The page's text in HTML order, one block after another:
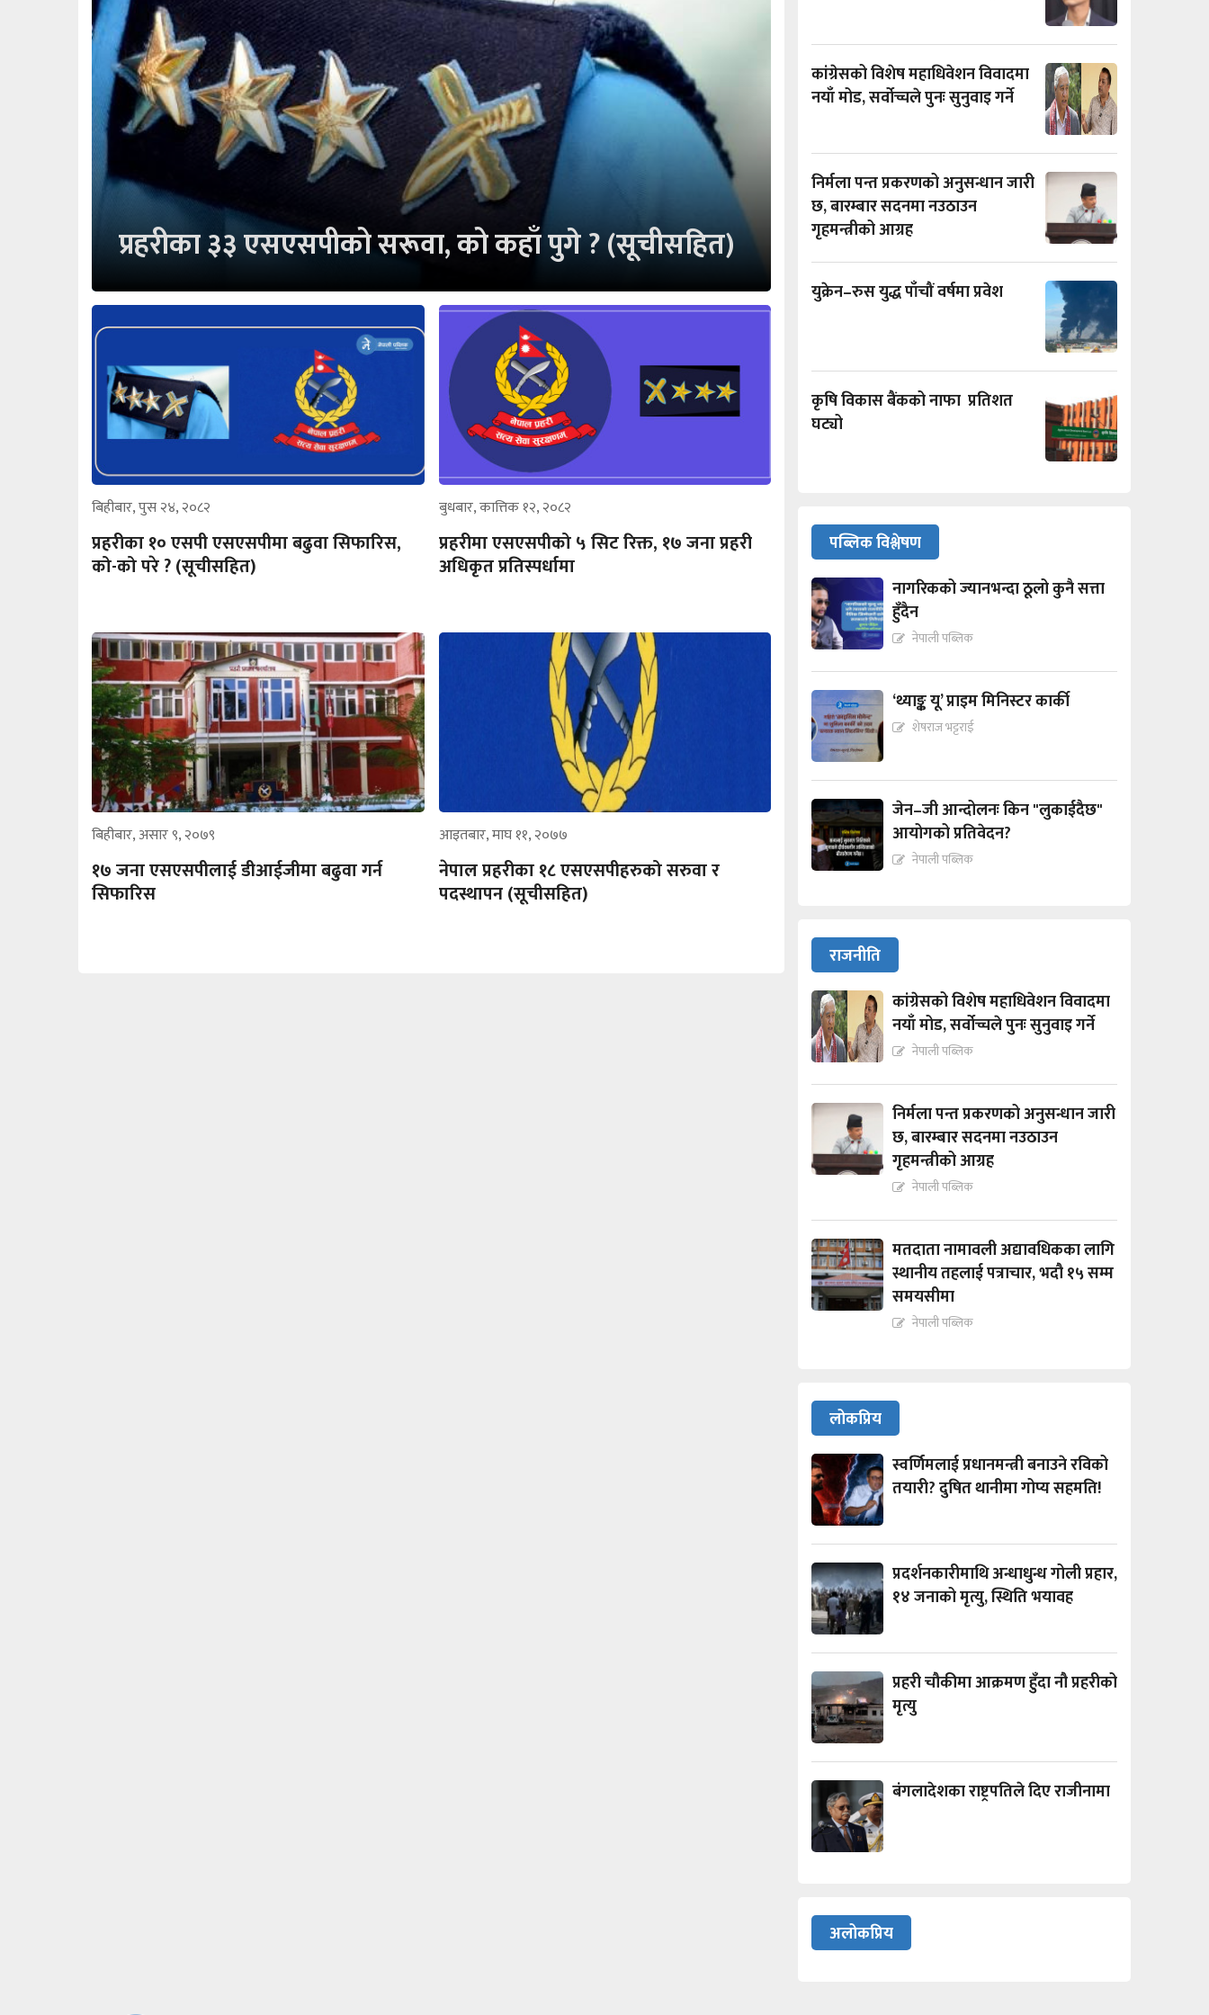
प्रहरीका ३३ एसएसपीको सरूवा, को कहाँ पुगे ? (सूचीसहित)
बिहीबार, पुस २४, २०८२
प्रहरीका १० एसपी एसएसपीमा बढुवा सिफारिस,
को-को परे ? (सूचीसहित)
बुधबार, कात्तिक १२, २०८२
प्रहरीमा एसएसपीको ५ सिट रिक्त, १७ जना प्रहरी
अधिकृत प्रतिस्पर्धामा
बिहीबार, असार ९, २०७९
१७ जना एसएसपीलाई डीआईजीमा बढुवा गर्न
सिफारिस
आइतबार, माघ ११, २०७७
नेपाल प्रहरीका १८ एसएसपीहरुको सरुवा र
पदस्थापन (सूचीसहित)
कांग्रेसको विशेष महाधिवेशन विवादमा
नयाँ मोड, सर्वोच्चले पुनः सुनुवाइ गर्ने
निर्मला पन्त प्रकरणको अनुसन्धान जारी
छ, बारम्बार सदनमा नउठाउन
गृहमन्त्रीको आग्रह
युक्रेन–रुस युद्ध पाँचौं वर्षमा प्रवेश
कृषि विकास बैंकको नाफा प्रतिशत
घट्यो
पब्लिक विश्लेषण
नागरिकको ज्यानभन्दा ठूलो कुनै सत्ता
हुँदैन
नेपाली पब्लिक
‘थ्याङ्क यू’ प्राइम मिनिस्टर कार्की
शेषराज भट्टराई
जेन–जी आन्दोलनः किन "लुकाईदैछ"
आयोगको प्रतिवेदन?
नेपाली पब्लिक
राजनीति
कांग्रेसको विशेष महाधिवेशन विवादमा
नयाँ मोड, सर्वोच्चले पुनः सुनुवाइ गर्ने
नेपाली पब्लिक
निर्मला पन्त प्रकरणको अनुसन्धान जारी
छ, बारम्बार सदनमा नउठाउन
गृहमन्त्रीको आग्रह
नेपाली पब्लिक
मतदाता नामावली अद्यावधिकका लागि
स्थानीय तहलाई पत्राचार, भदौ १५ सम्म
समयसीमा
नेपाली पब्लिक
लोकप्रिय
स्वर्णिमलाई प्रधानमन्त्री बनाउने रविको
तयारी? दुषित थानीमा गोप्य सहमति!
प्रदर्शनकारीमाथि अन्धाधुन्ध गोली प्रहार,
१४ जनाको मृत्यु, स्थिति भयावह
प्रहरी चौकीमा आक्रमण हुँदा नौ प्रहरीको
मृत्यु
बंगलादेशका राष्ट्रपतिले दिए राजीनामा
अलोकप्रिय